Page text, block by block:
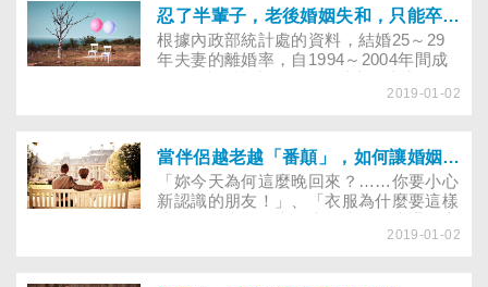
如何和伴侶溝通呢？
何讓對方把生活重心從自己身上移開？專
家指出，只要夫妻相處堅守「先自得其
樂，再與君同樂」，就能讓相看兩相厭的
婚姻關係得到喘息的空間。
忍了半輩子，老後婚姻失和，只能卒婚嗎？
根據內政部統計處的資料，結婚25～29
年夫妻的離婚率，自1994～2004年間成
婚率也增加了3.8倍。當退休後，家中出
子，不想再忍下去時，該怎麼溝通才對？
除了離婚以外，還有別的選擇嗎？
2019-01-02
當伴侶越老越「番顛」，如何讓婚姻關係加溫？
「妳今天為何這麼晚回來？……你要小心
新認識的朋友！」、「衣服為什麼要這樣
後回歸家庭，家人相處的時間突然變很
2019-01-02